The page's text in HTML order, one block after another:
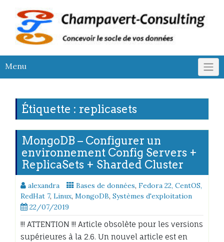
content
Menu
Étiquette : replicasets
MongoDB – Configurer un
environnement Config Servers +
ReplicaSets + Sharded Cluster
alexandra Bases de données, Fedora 22, CentOS,
RedHat 7, Linux, MongoDB, Systèmes d'exploitation
22/07/2019
!!! ATTENTION !!! Article obsolète pour les versions
supérieures à la 2.6. Un nouvel article est en